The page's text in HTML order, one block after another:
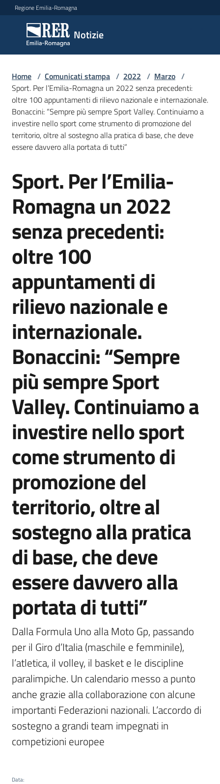
Vai al contenuto
Vai alla navigazione
Vai al footer
Regione Emilia-Romagna
Notizie
Notizie
Comunicati
stampa
Menu selezionato
Cerca
un
comunicato
Agenzia
di
informazione
e
Seguici
su
Home / Comunicati stampa / 2022 / Marzo /
Sport. Per l’Emilia-Romagna un 2022 senza precedenti:
oltre 100 appuntamenti di rilievo nazionale e internazionale.
Bonaccini: “Sempre più sempre Sport Valley. Continuiamo a
investire nello sport come strumento di promozione del
territorio, oltre al sostegno alla pratica di base, che deve
essere davvero alla portata di tutti”
Salta al contenuto
Sport. Per l’Emilia-
Romagna un 2022
senza precedenti:
oltre 100
appuntamenti di
rilievo nazionale e
internazionale.
Bonaccini: “Sempre
più sempre Sport
Valley. Continuiamo a
investire nello sport
come strumento di
promozione del
territorio, oltre al
sostegno alla pratica
di base, che deve
essere davvero alla
portata di tutti”
Dalla Formula Uno alla Moto Gp, passando
per il Giro d’Italia (maschile e femminile),
l’atletica, il volley, il basket e le discipline
paralimpiche. Un calendario messo a punto
anche grazie alla collaborazione con alcune
importanti Federazioni nazionali. L’accordo di
sostegno a grandi team impegnati in
competizioni europee
Data: